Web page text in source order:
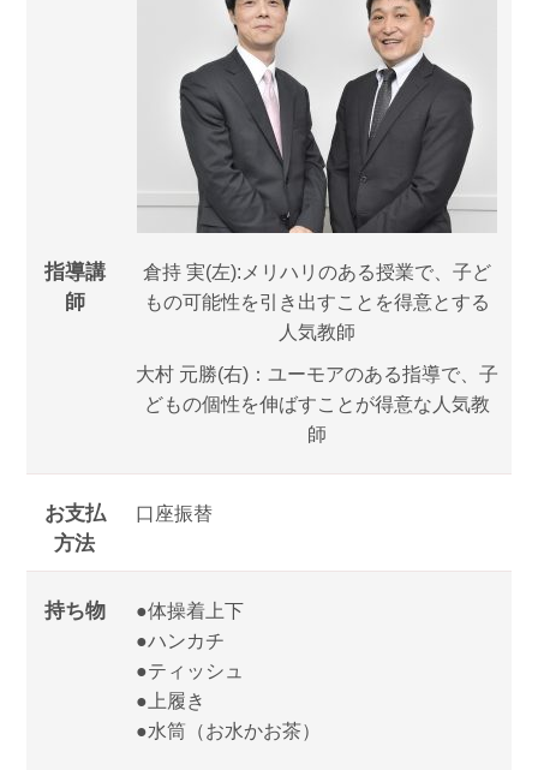
指導講
師
倉持 実(左):メリハリのある授業で、子ど
もの可能性を引き出すことを得意とする
人気教師
大村 元勝(右)：ユーモアのある指導で、子
どもの個性を伸ばすことが得意な人気教
師
お支払
方法
口座振替
持ち物
●体操着上下
●ハンカチ
●ティッシュ
●上履き
●水筒（お水かお茶）